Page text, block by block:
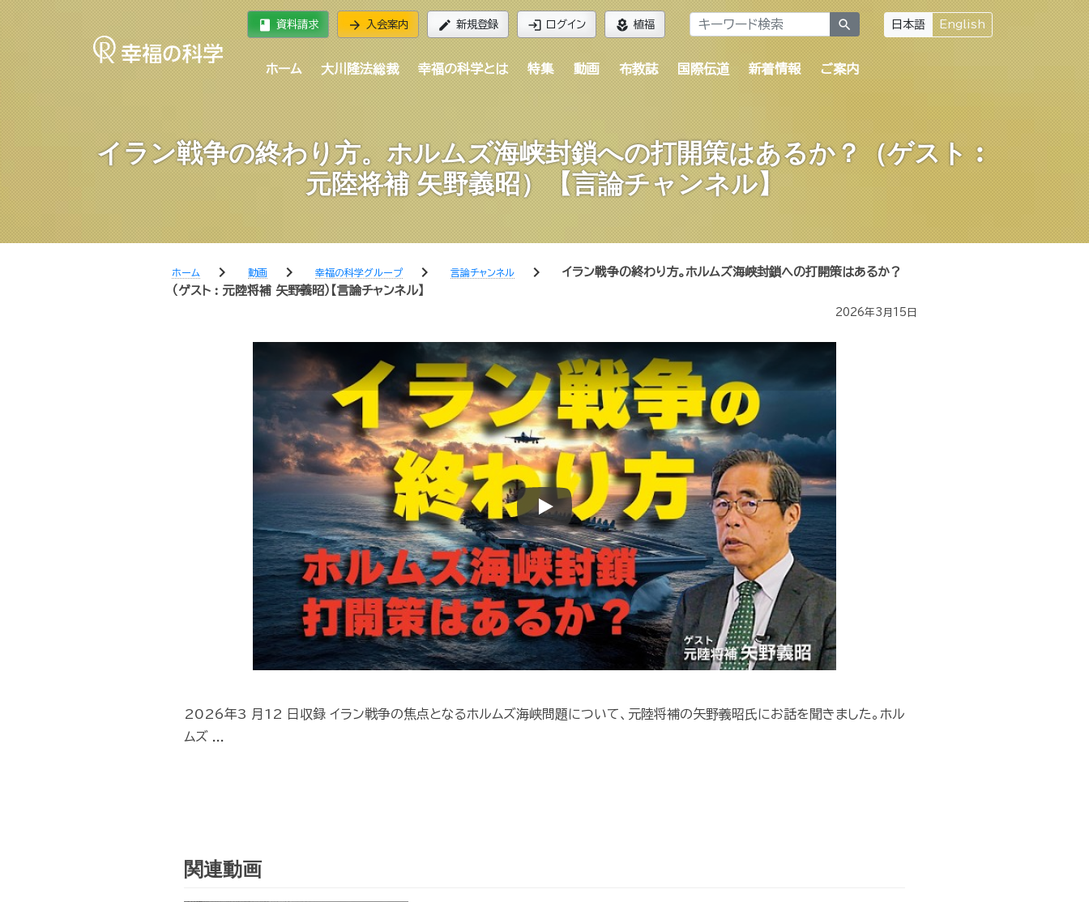
book 資料請求 arrow_forward 入会案内 edit 新規登録 login ログイン local_florist 植福 search 日本語 English
ホーム 大川隆法総裁 幸福の科学とは 特集 動画 布教誌 国際伝道 新着情報 ご案内
イラン戦争の終わり方。ホルムズ海峡封鎖への打開策はあるか？（ゲスト︰
元陸将補 矢野義昭）【言論チャンネル】
ホーム chevron_right 動画 chevron_right 幸福の科学グループ chevron_right 言論チャンネル chevron_right
イラン戦争の終わり方。ホルムズ海峡封鎖への打開策はあるか？
（ゲスト︰元陸将補 矢野義昭）【言論チャンネル】
2026年3月15日
Play
2026年3 月12 日収録 イラン戦争の焦点となるホルムズ海峡問題について、元陸将補の矢野義昭氏にお話を聞きました。ホル
ムズ ...
関連動画